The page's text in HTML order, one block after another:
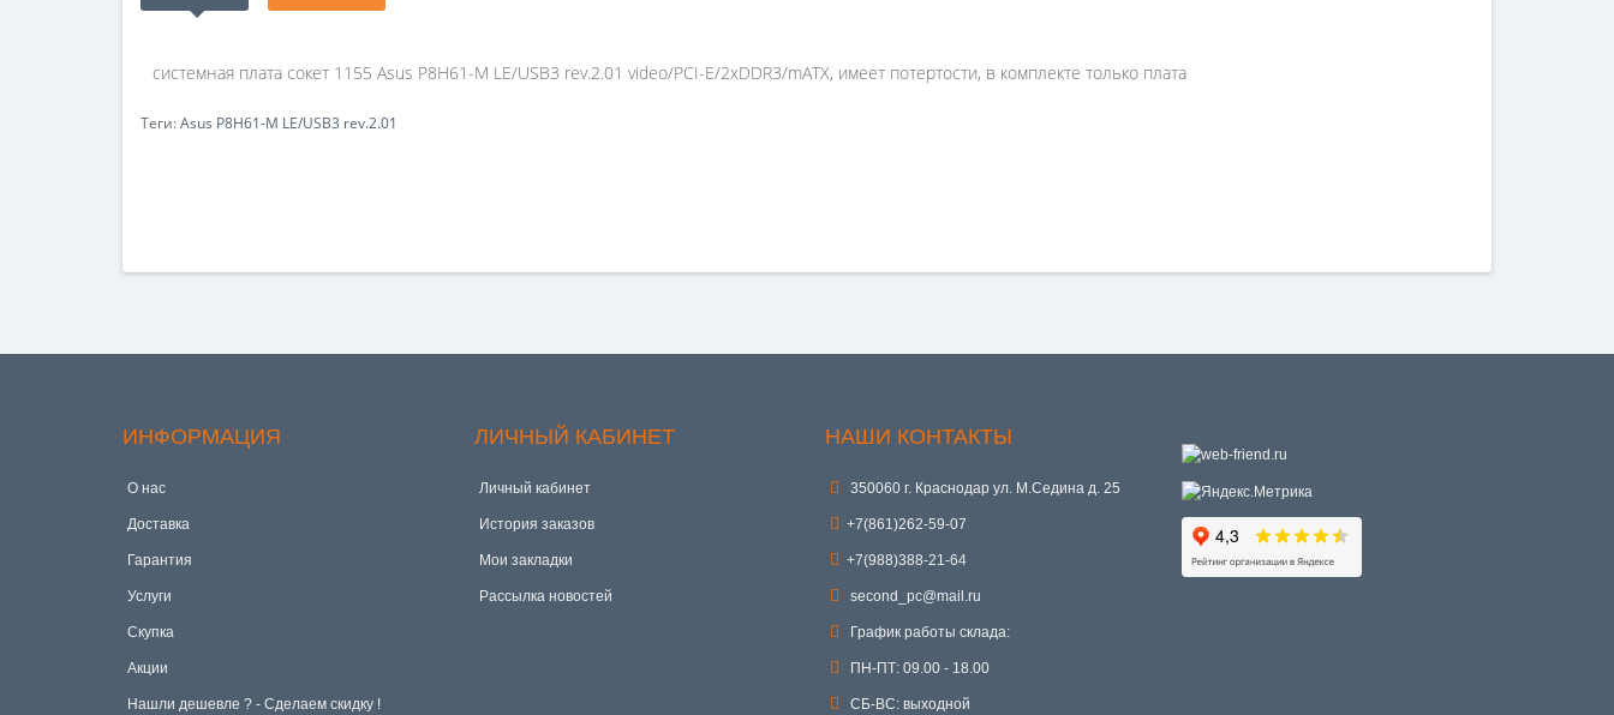
системная плата сокет 1155 Asus P8H61-M LE/USB3 rev.2.01 video/PCI-E/2xDDR3/mATX, имеет потертости, в комплекте только плата
Теги:Asus P8H61-M LE/USB3 rev.2.01
ИНФОРМАЦИЯ
О нас
Доставка
Гарантия
Услуги
Скупка
Акции
Hашли дешевле ? - Сделаем скидку !
ЛИЧНЫЙ КАБИНЕТ
Личный кабинет
История заказов
Мои закладки
Рассылка новостей
НАШИ КОНТАКТЫ
350060 г. Краснодар ул. М.Седина д. 25
+7(861)262-59-07
+7(988)388-21-64
second_pc@mail.ru
График работы склада:
ПН-ПТ: 09.00 - 18.00
СБ-ВС: выходной